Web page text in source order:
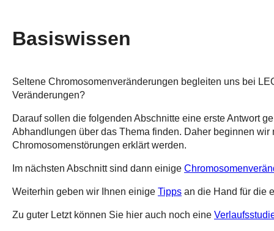
Basiswissen
Seltene Chromosomenveränderungen begleiten uns bei
Veränderungen?
Darauf sollen die folgenden Abschnitte eine erste Antwort
Abhandlungen über das Thema finden. Daher beginnen wir
Chromosomenstörungen erklärt werden.
Im nächsten Abschnitt sind dann einige
Weiterhin geben wir Ihnen einige Tipps an die Hand für die
Zu guter Letzt können Sie hier auch noch eine